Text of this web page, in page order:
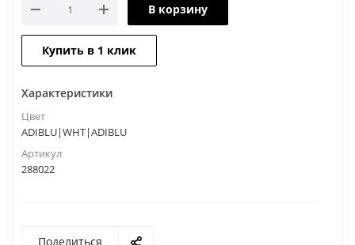
В корзину
Купить в 1 клик
Характеристики
Цвет
ADIBLU|WHT|ADIBLU
Артикул
288022
Поделиться